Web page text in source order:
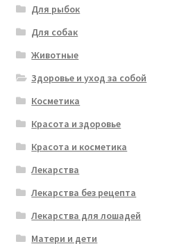
Для рыбок
Для собак
Животные
Здоровье и уход за собой
Косметика
Красота и здоровье
Красота и косметика
Лекарства
Лекарства без рецепта
Лекарства для лошадей
Матери и дети